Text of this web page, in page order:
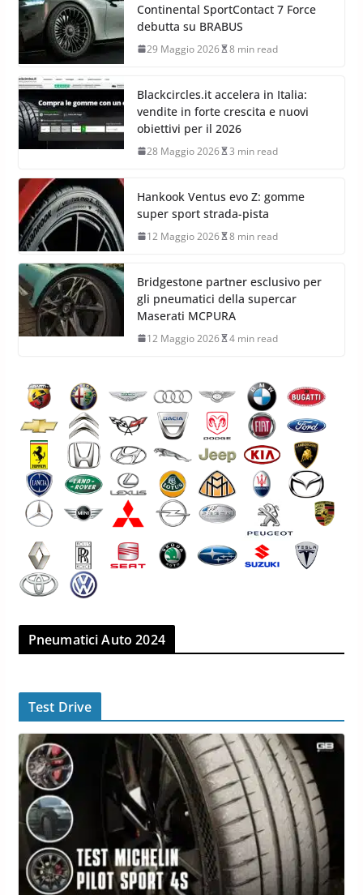
Continental SportContact 7 Force
debutta su BRABUS
29 Maggio 2026 8 min read
Blackcircles.it accelera in Italia:
vendite in forte crescita e nuovi
obiettivi per il 2026
28 Maggio 2026 3 min read
Hankook Ventus evo Z: gomme
super sport strada-pista
12 Maggio 2026 8 min read
Bridgestone partner esclusivo per
gli pneumatici della supercar
Maserati MCPURA
12 Maggio 2026 4 min read
Pneumatici Auto 2024
Test Drive